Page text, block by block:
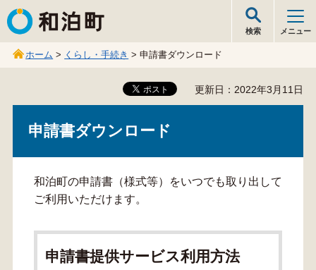
和泊町
検索 メニュー
ホーム > くらし・手続き > 申請書ダウンロード
更新日：2022年3月11日
申請書ダウンロード
和泊町の申請書（様式等）をいつでも取り出して
ご利用いただけます。
申請書提供サービス利用方法